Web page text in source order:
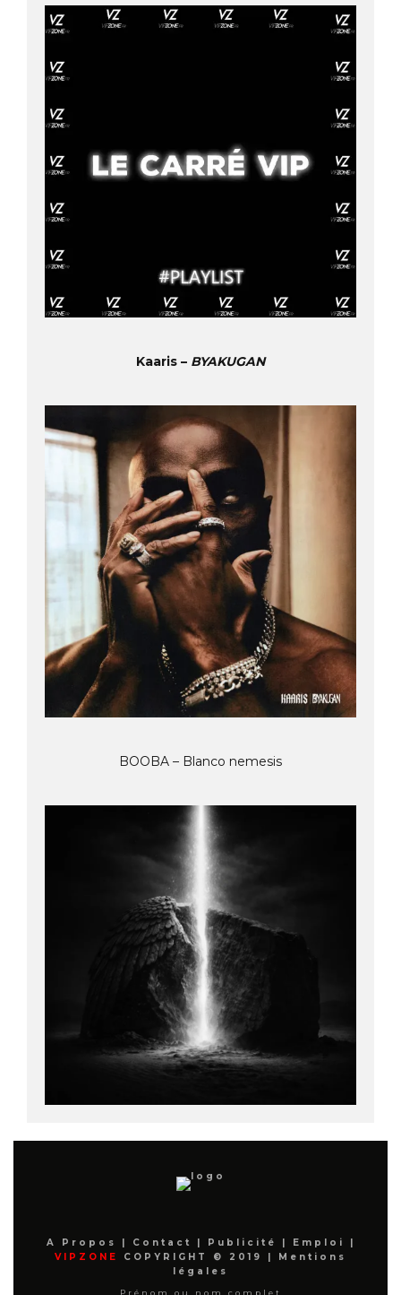
Kaaris – BYAKUGAN
BOOBA – Blanco nemesis
A Propos | Contact | Publicité | Emploi
|
VIPZONE
COPYRIGHT © 2019 |
Mentions
légales
Prénom ou nom complet